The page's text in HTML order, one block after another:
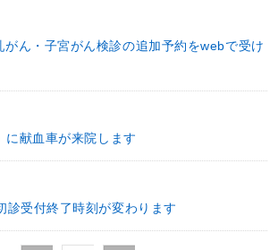
がん・子宮がん検診の追加予約をwebで受け
に献血車が来院します
診受付終了時刻が変わります